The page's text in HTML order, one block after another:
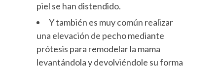
piel se han distendido.
Y también es muy común realizar
una elevación de pechomediante
prótesis para remodelar la mama
levantándola y devolviéndole su forma